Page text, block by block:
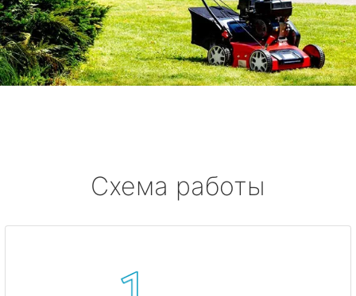
Схема работы